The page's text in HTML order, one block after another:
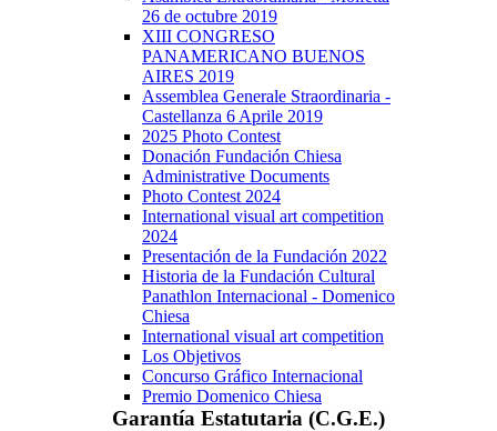
26 de octubre 2019
XIII CONGRESO
PANAMERICANO BUENOS
AIRES 2019
Assemblea Generale Straordinaria -
Castellanza 6 Aprile 2019
2025 Photo Contest
Donación Fundación Chiesa
Administrative Documents
Photo Contest 2024
International visual art competition
2024
Presentación de la Fundación 2022
Historia de la Fundación Cultural
Panathlon Internacional - Domenico
Chiesa
International visual art competition
Los Objetivos
Concurso Gráfico Internacional
Premio Domenico Chiesa
Garantía Estatutaria (C.G.E.)